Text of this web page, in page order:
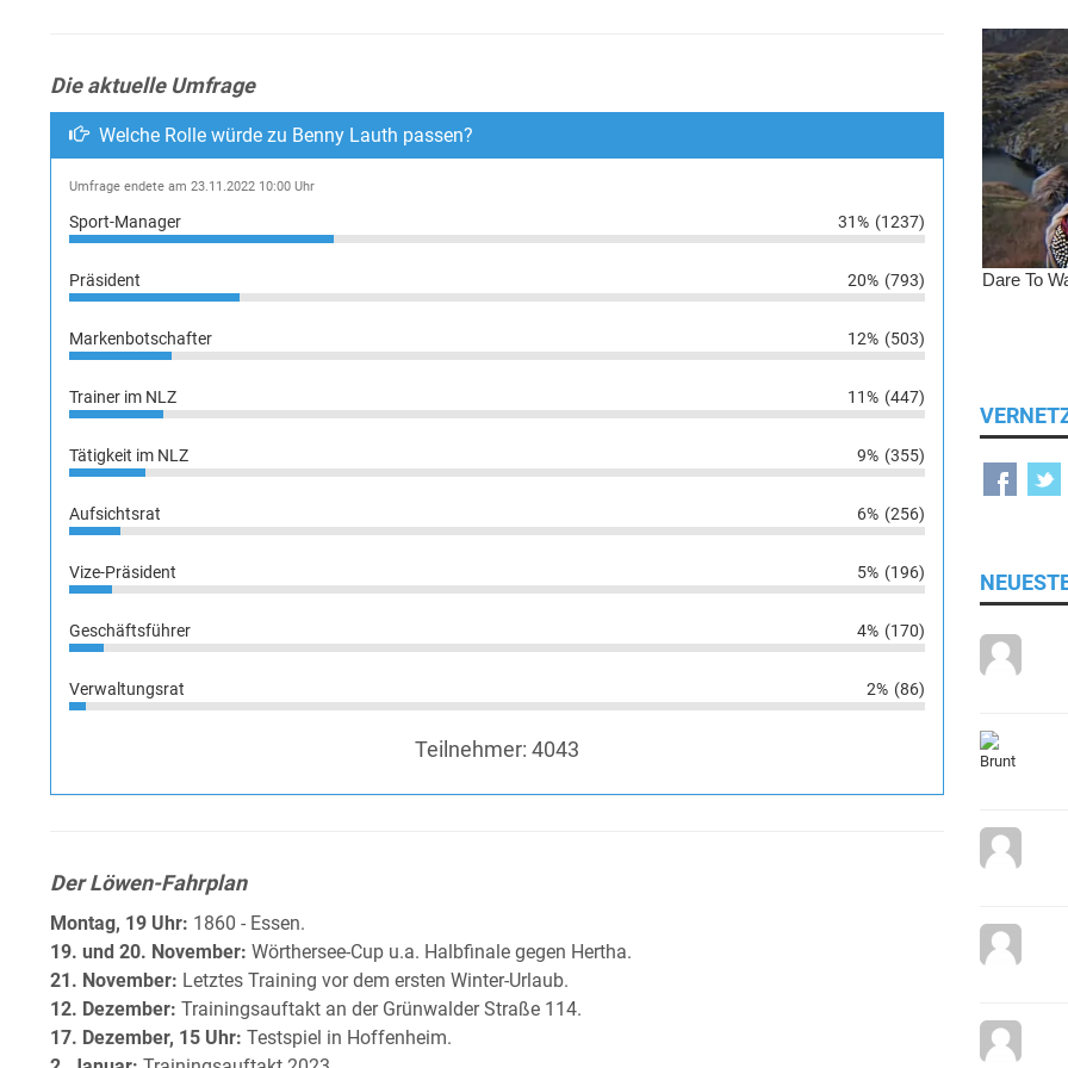
Die aktuelle Umfrage
Welche Rolle würde zu Benny Lauth passen?
Umfrage endete am 23.11.2022 10:00 Uhr
Sport-Manager 31% (1237)
Präsident 20% (793)
Markenbotschafter 12% (503)
Trainer im NLZ 11% (447)
Tätigkeit im NLZ 9% (355)
Aufsichtsrat 6% (256)
Vize-Präsident 5% (196)
Geschäftsführer 4% (170)
Verwaltungsrat 2% (86)
Teilnehmer: 4043
Der Löwen-Fahrplan
Montag, 19 Uhr: 1860 - Essen.
19. und 20. November: Wörthersee-Cup u.a. Halbfinale gegen Hertha.
21. November: Letztes Training vor dem ersten Winter-Urlaub.
12. Dezember: Trainingsauftakt an der Grünwalder Straße 114.
17. Dezember, 15 Uhr: Testspiel in Hoffenheim.